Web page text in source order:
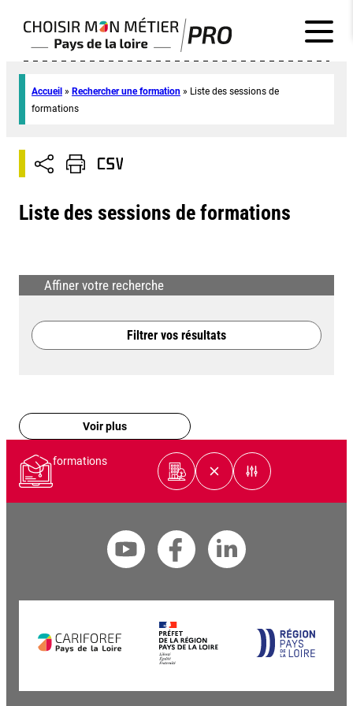
Accueil » Rechercher une formation » Liste des sessions de
formations
Liste des sessions de formations
Affiner votre recherche
Filtrer vos résultats
Voir plus
formations